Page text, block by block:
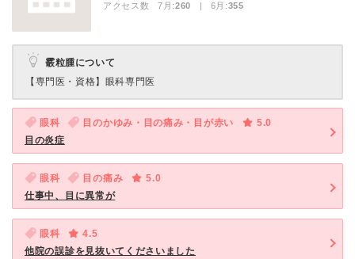
アクセス数 7月:260 | 6月:355
霰粒腫について
【専門医・資格】 眼科専門医
眼科 目のかゆみ・目の痛み・目が赤い
5.0
目の炎症
眼科 目の痛み
5.0
仕事中、目に異常が
眼科
4.5
他院の誤診を見抜いてくださいました